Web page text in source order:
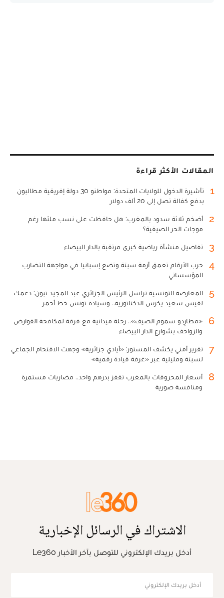
المقالات الأكثر قراءة
1
تأشيرة الدخول للولايات المتحدة: مواطنو 30 دولة إفريقية مطالبون
بدفع كفالة تصل إلى 20 ألف دولار
2
أضخم ثلاثة سدود بالمغرب: هل حافظت على نسب ملئها رغم
موجات الحر الصيفية؟
3 تفاصيل منشأة رياضية كبرى مرتقبة بالدار البيضاء
4
حرب الأرقام تعمق أزمة سبتة وتضع إسبانيا في مواجهة التضارب
المؤسساتي
5
المعارضة التونسية تراسل الرئيس الجزائري عبد المجيد تبون: دعمك
لقيس سعيد يكرس الدكتاتورية.. وسيادة تونس خط أحمر
6
«مطارِدو سموم الصيف».. رحلة ميدانية مع فرقة لمكافحة القوارض
والزواحف بشوارع الدار البيضاء
7
تقرير أمني يكشف المستور: «أيادي جزائرية» وجهت الاقتحام الجماعي
لسبتة ومليلية عبر «غرفة قيادة رقمية»
8
أسعار المحروقات بالمغرب تقفز بدرهم واحد.. مضاربات مستمرة
ومنافسة صورية
الاشتراك في الرسائل الإخبارية
أدخل بريدك الإلكتروني للتوصل بآخر الأخبار Le360